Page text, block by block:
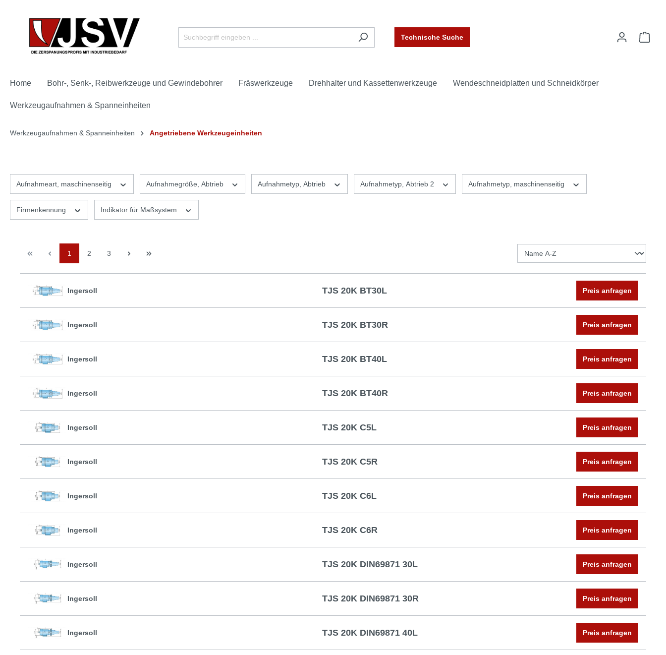
Technische Suche
Home Bohr-, Senk-, Reibwerkzeuge und Gewindebohrer Fräswerkzeuge Drehhalter und Kassettenwerkzeuge Wendeschneidplatten und Schneidkörper
Werkzeugaufnahmen & Spanneinheiten
Werkzeugaufnahmen & Spanneinheiten Angetriebene Werkzeugeinheiten
Aufnahmeart, maschinenseitig Aufnahmegröße, Abtrieb Aufnahmetyp, Abtrieb Aufnahmetyp, Abtrieb 2 Aufnahmetyp, maschinenseitig
Firmenkennung Indikator für Maßsystem
1 2 3
Ingersoll TJS 20K BT30L Preis anfragen
Ingersoll TJS 20K BT30R Preis anfragen
Ingersoll TJS 20K BT40L Preis anfragen
Ingersoll TJS 20K BT40R Preis anfragen
Ingersoll TJS 20K C5L Preis anfragen
Ingersoll TJS 20K C5R Preis anfragen
Ingersoll TJS 20K C6L Preis anfragen
Ingersoll TJS 20K C6R Preis anfragen
Ingersoll TJS 20K DIN69871 30L Preis anfragen
Ingersoll TJS 20K DIN69871 30R Preis anfragen
Ingersoll TJS 20K DIN69871 40L Preis anfragen